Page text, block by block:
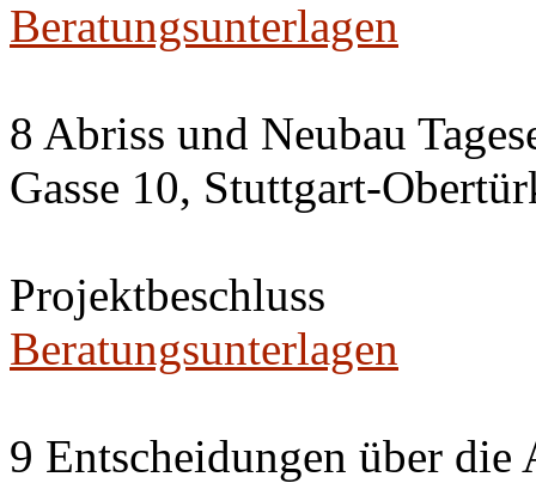
Beratungsunterlagen
8 Abriss und Neubau
Gasse 10, Stuttgart-
Projektbeschluss
Beratungsunterlagen
9 Entscheidungen über